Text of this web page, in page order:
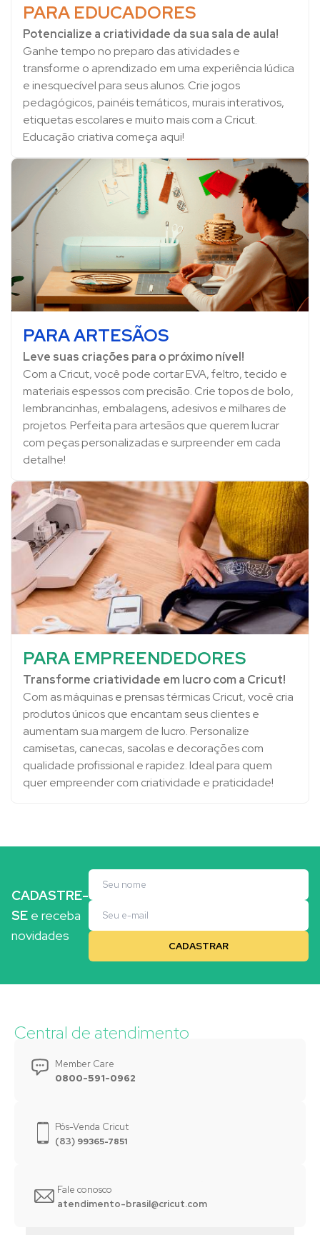
PARA EDUCADORES
Potencialize a criatividade da sua sala de aula!
Ganhe tempo no preparo das atividades e
transforme o aprendizado em uma experiência lúdica
e inesquecível para seus alunos. Crie jogos
pedagógicos, painéis temáticos, murais interativos,
etiquetas escolares e muito mais com a Cricut.
Educação criativa começa aqui!
PARA ARTESÃOS
Leve suas criações para o próximo nível!
Com a Cricut, você pode cortar EVA, feltro, tecido e
materiais espessos com precisão. Crie topos de bolo,
lembrancinhas, embalagens, adesivos e milhares de
projetos. Perfeita para artesãos que querem lucrar
com peças personalizadas e surpreender em cada
detalhe!
PARA EMPREENDEDORES
Transforme criatividade em lucro com a Cricut!
Com as máquinas e prensas térmicas Cricut, você cria
produtos únicos que encantam seus clientes e
aumentam sua margem de lucro. Personalize
camisetas, canecas, sacolas e decorações com
qualidade profissional e rapidez. Ideal para quem
quer empreender com criatividade e praticidade!
CADASTRE-
SE e receba
novidades
Central de atendimento
Member Care
0800-591-0962
Pós-Venda Cricut
(83) 99365-7851
Fale conosco
atendimento-brasil@cricut.com